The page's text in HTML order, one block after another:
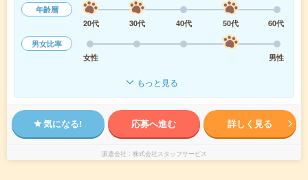
年齢層
20代
30代 40代 50代
60代
男女比率
女性
男性
もっと見る
気になる! 応募へ進む 詳しく見る
派遣会社 株式会社スタッフサービス